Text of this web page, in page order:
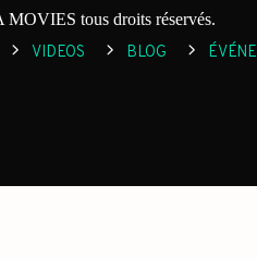
tous droits réservés.
VIDEOS BLOG